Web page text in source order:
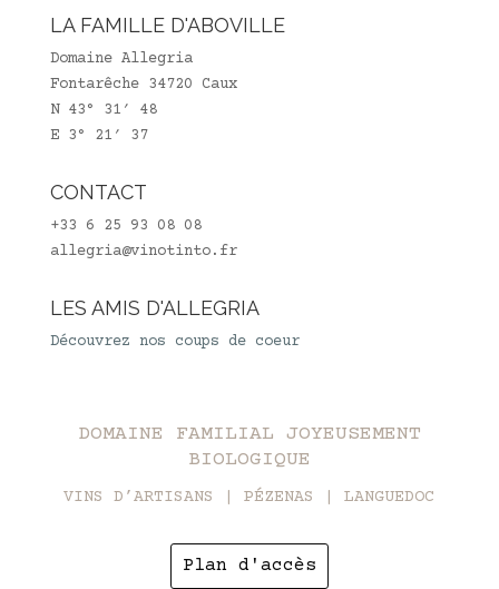
LA FAMILLE D'ABOVILLE
Domaine Allegria
Fontarêche 34720 Caux
N 43° 31′ 48
E 3° 21′ 37
CONTACT
+33 6 25 93 08 08
allegria@vinotinto.fr
LES AMIS D'ALLEGRIA
Découvrez nos coups de coeur
DOMAINE FAMILIAL JOYEUSEMENT
BIOLOGIQUE
VINS D’ARTISANS | PÉZENAS | LANGUEDOC
Plan d'accès